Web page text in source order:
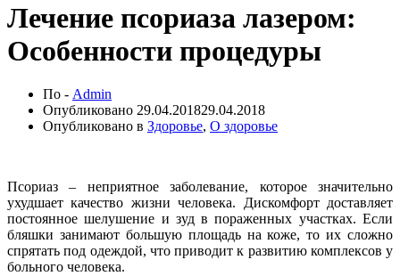
Лечение псориаза лазером:
Особенности процедуры
По - Admin
Опубликовано 29.04.201829.04.2018
Опубликовано в Здоровье, О здоровье
Псориаз – неприятное заболевание, которое значительно
ухудшает качество жизни человека. Дискомфорт доставляет
постоянное шелушение и зуд в пораженных участках. Если
бляшки занимают большую площадь на коже, то их сложно
спрятать под одеждой, что приводит к развитию комплексов у
больного человека.